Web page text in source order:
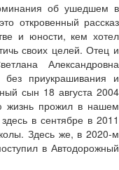
об ушедшем в
откровенный рассказ
и юности, кем хотел
своих целей. Отец и
Александровна
приукрашивания и
сын 18 августа 2004
жизнь прожил в нашем
в сентябре в 2011
Здесь же, в 2020-м
в Автодорожный